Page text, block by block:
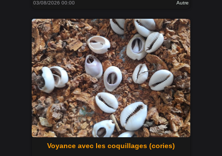
03/08/2026 00:00 Autre
Voyance avec les coquillages (cories)